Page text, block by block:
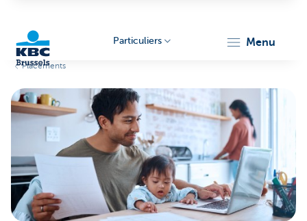
Brussels
Particuliers menu
Placements